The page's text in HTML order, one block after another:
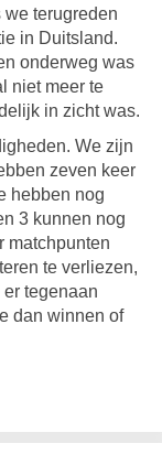
terugreden
in Duitsland.
onderweg was
niet meer te
in zicht was.
We zijn
zeven keer
hebben nog
3 kunnen nog
matchpunten
te verliezen,
tegenaan
dan winnen of